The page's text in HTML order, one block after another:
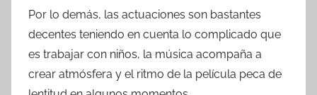
Por lo demás, las actuaciones son bastantes
decentes teniendo en cuenta lo complicado que
es trabajar con niños, la música acompaña a
crear atmósfera y el ritmo de la película peca de